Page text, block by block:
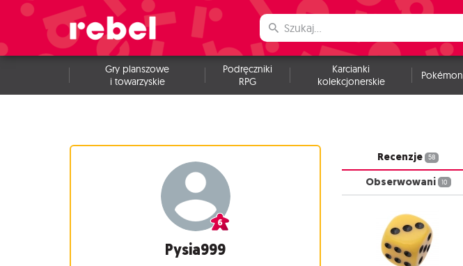
Gry planszowe
i towarzyskie
Podręczniki
RPG
Karcianki
kolekcjonerskie
Pokémon
Pysia999
Recenzje 58
Obserwowani 10